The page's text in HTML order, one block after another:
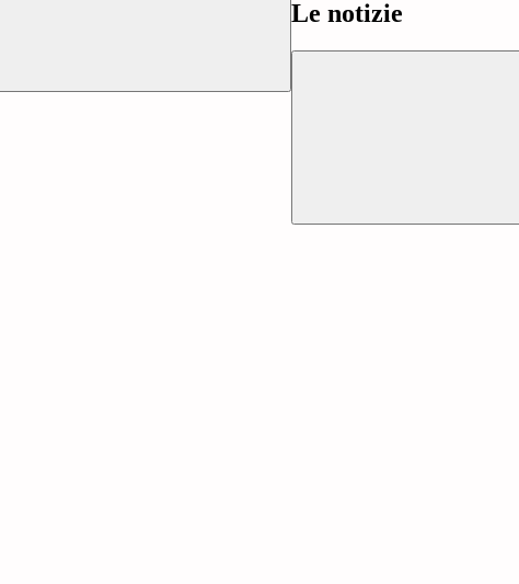
Le notizie